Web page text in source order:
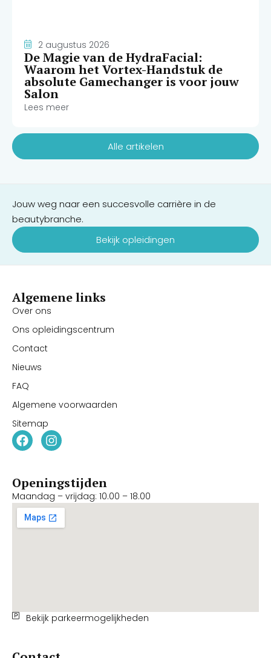
2 augustus 2026
De Magie van de HydraFacial:
Waarom het Vortex-Handstuk de
absolute Gamechanger is voor jouw
Salon
Lees meer
Alle artikelen
Jouw weg naar een succesvolle carrière in de
beautybranche.
Bekijk opleidingen
Algemene links
Over ons
Ons opleidingscentrum
Contact
Nieuws
FAQ
Algemene voorwaarden
Sitemap
Openingstijden
Maandag – vrijdag: 10.00 – 18.00
Bekijk parkeermogelijkheden